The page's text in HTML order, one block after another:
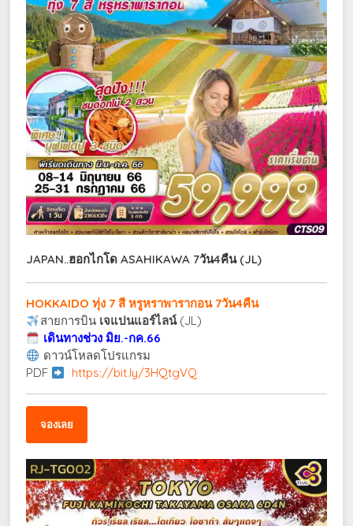
JAPAN..ฮอกไกโด ASAHIKAWA 7วัน4คืน (JL)
HOKKAIDO ทุ่ง 7 สี หรูหราพารากอน 7วัน4คืน
สายการบิน เจแปนแอร์ไลน์(JL)
เดินทางช่วง มิย.-กค.66
ดาวน์โหลดโปรแกรม
PDF
https://bit.ly/3HQtgVQ
จองเลย